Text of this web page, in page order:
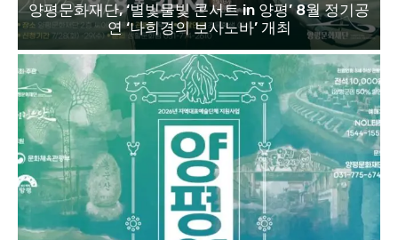
양평문화재단, ‘별빛물빛 콘서트 in 양평’ 8월 정기공
연 ‘나희경의 보사노바’ 개최